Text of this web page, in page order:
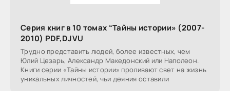
Серия книг в 10 томах “Тайны истории» (2007-
2010) PDF,DJVU
Трудно представить людей, более известных, чем
Юлий Цезарь, Александр Македонский или Наполеон.
Книги серии «Тайны истории» проливают свет на жизнь
уникальных личностей, чьи деяния оставили